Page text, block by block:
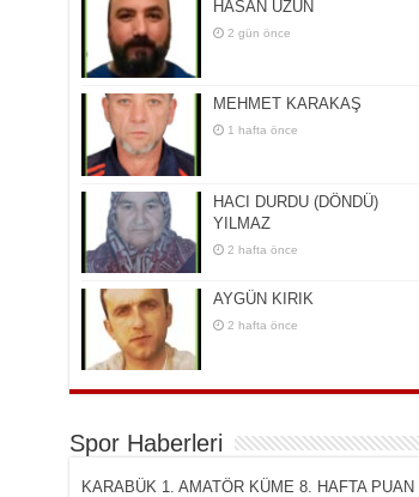
HASAN UZUN
2 gün önce
MEHMET KARAKAŞ
1 hafta önce
HACI DURDU (DÖNDÜ)
YILMAZ
2 hafta önce
AYGÜN KIRIK
2 hafta önce
Spor Haberleri
KARABÜK 1. AMATÖR KÜME 8. HAFTA PUAN